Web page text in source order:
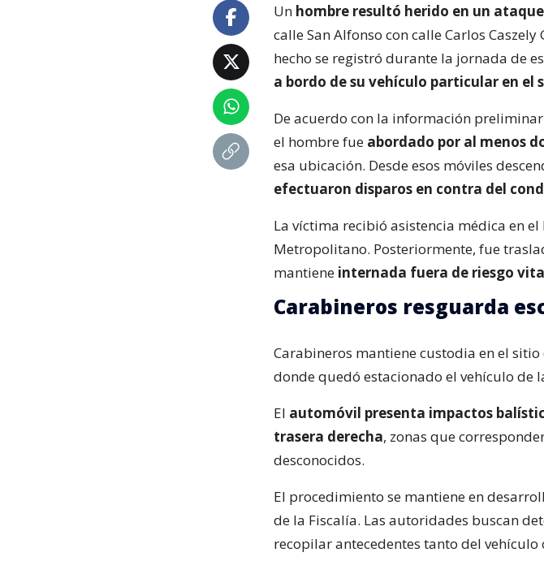
Un hombre resultó herido en un
calle San Alfonso con calle Carlos
hecho se registró durante la jornada de
a bordo de su vehículo particular en el
De acuerdo con la información
el hombre fue abordado por al menos
esa ubicación. Desde esos móviles
efectuaron disparos en contra del
La víctima recibió asistencia médica en
Metropolitano. Posteriormente, fue
mantiene internada fuera de riesgo
Carabineros resguarda
Carabineros mantiene custodia en el
donde quedó estacionado el vehículo de
El automóvil presenta impactos
trasera derecha, zonas que
desconocidos.
El procedimiento se mantiene en
de la Fiscalía. Las autoridades buscan
recopilar antecedentes tanto del